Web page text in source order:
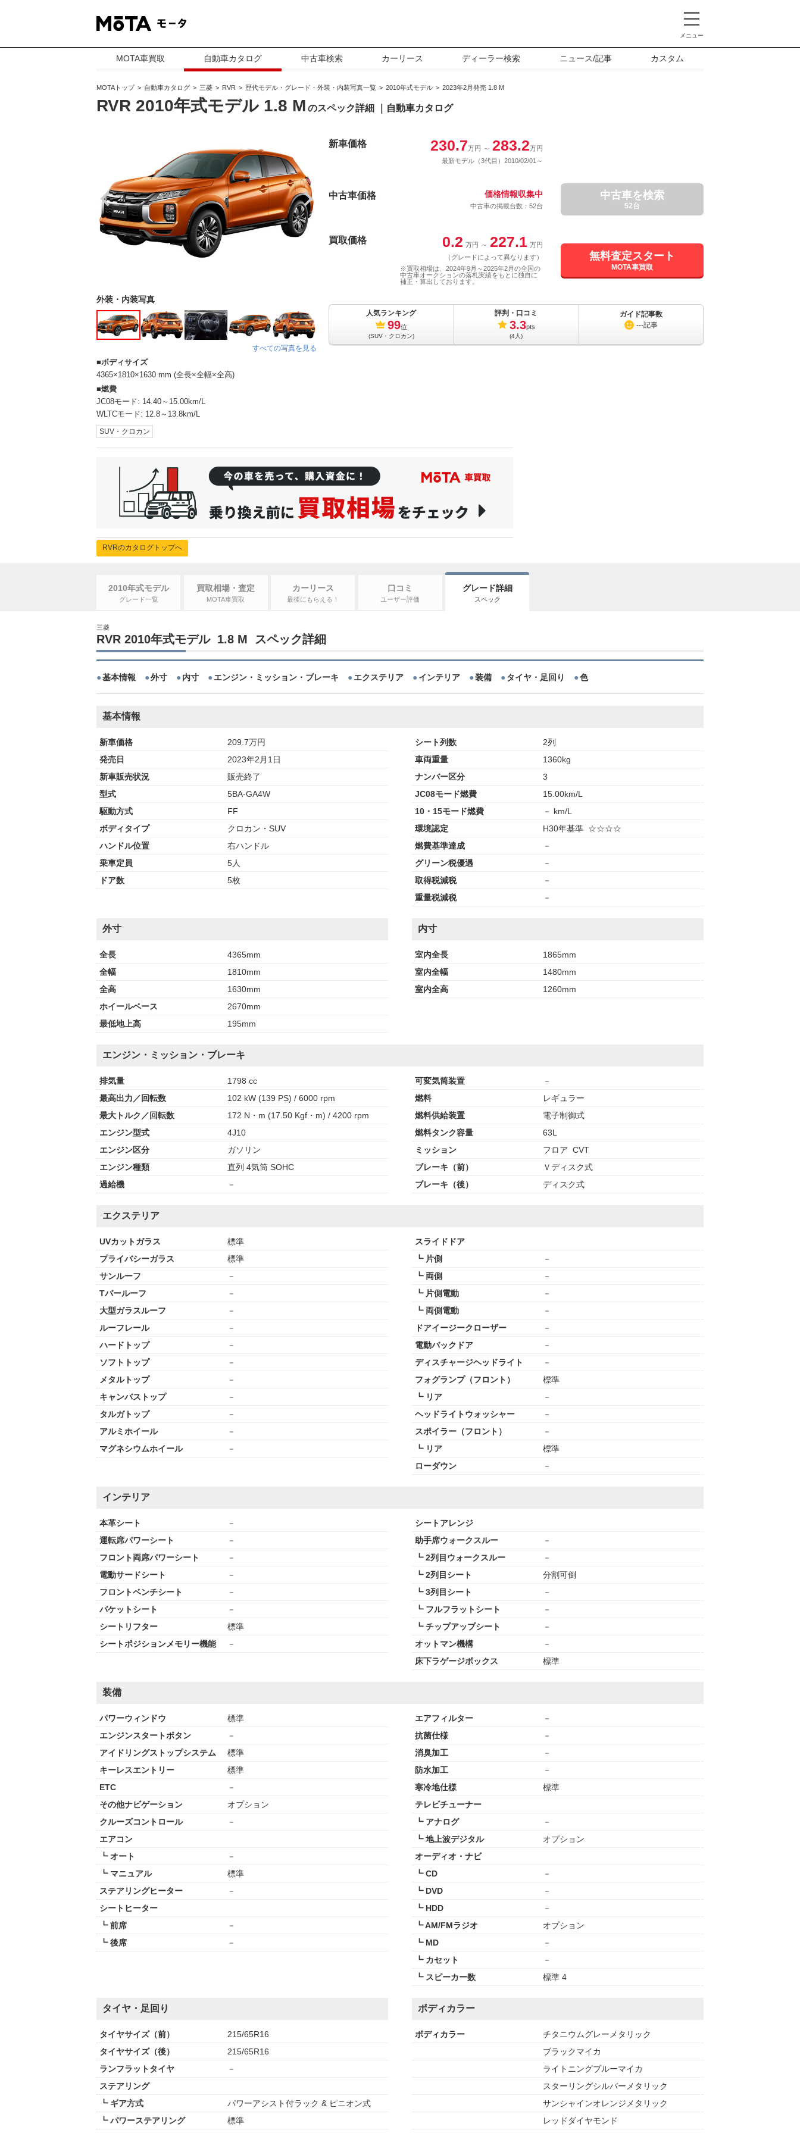
メニュー
MOTA車買取 自動車カタログ 中古車検索 カーリース ディーラー検索 ニュース/記事 カスタム
MOTAトップ 自動車カタログ 三菱 RVR 歴代モデル・グレード・外装・内装写真一覧 2010年式モデル 2023年2月発売 1.8 M
RVR 2010年式モデル 1.8 M のスペック詳細 ｜自動車カタログ
外装・内装写真
すべての写真を見る
ボディサイズ
4365×1810×1630 mm (全長×全幅×全高)
燃費
JC08モード: 14.40～15.00km/L
WLTCモード: 12.8～13.8km/L
SUV・クロカン
新車価格 230.7万円 ～ 283.2万円
最新モデル（3代目）2010/02/01～
中古車価格 価格情報収集中
中古車の掲載台数：52台
中古車を検索
52台
買取価格 0.2 万円 ～ 227.1 万円
（グレードによって異なります）
※買取相場は、2024年9月～2025年2月の全国の
中古車オークションの落札実績をもとに独自に
補正・算出しております。
無料査定スタート
MOTA車買取
人気ランキング
99位
(SUV・クロカン)
評判・口コミ
3.3pts
(4人)
ガイド記事数
---記事
RVRのカタログトップへ
2010年式モデル
グレード一覧
買取相場・査定
MOTA車買取
カーリース
最後にもらえる！
口コミ
ユーザー評価
グレード詳細
スペック
三菱
RVR 2010年式モデル 1.8 M スペック詳細
基本情報 外寸 内寸 エンジン・ミッション・ブレーキ エクステリア インテリア 装備 タイヤ・足回り 色
基本情報
新車価格
209.7万円
発売日
2023年2月1日
新車販売状況
販売終了
型式
5BA-GA4W
駆動方式
FF
ボディタイプ
クロカン・SUV
ハンドル位置
右ハンドル
乗車定員
5人
ドア数
5枚
シート列数
2列
車両重量
1360kg
ナンバー区分
3
JC08モード燃費
15.00km/L
10・15モード燃費
－ km/L
環境認定
H30年基準 ☆☆☆☆
燃費基準達成
－
グリーン税優遇
－
取得税減税
－
重量税減税
－
外寸
全長
4365mm
全幅
1810mm
全高
1630mm
ホイールベース
2670mm
最低地上高
195mm
内寸
室内全長
1865mm
室内全幅
1480mm
室内全高
1260mm
エンジン・ミッション・ブレーキ
排気量
1798 cc
最高出力／回転数
102 kW (139 PS) / 6000 rpm
最大トルク／回転数
172 N・m (17.50 Kgf・m) / 4200 rpm
エンジン型式
4J10
エンジン区分
ガソリン
エンジン種類
直列 4気筒 SOHC
過給機
－
可変気筒装置
－
燃料
レギュラー
燃料供給装置
電子制御式
燃料タンク容量
63L
ミッション
フロア CVT
ブレーキ（前）
Ｖディスク式
ブレーキ（後）
ディスク式
エクステリア
UVカットガラス
標準
プライバシーガラス
標準
サンルーフ
－
Tバールーフ
－
大型ガラスルーフ
－
ルーフレール
－
ハードトップ
－
ソフトトップ
－
メタルトップ
－
キャンバストップ
－
タルガトップ
－
アルミホイール
－
マグネシウムホイール
－
スライドドア
┗ 片側
－
┗ 両側
－
┗ 片側電動
－
┗ 両側電動
－
ドアイージークローザー
－
電動バックドア
－
ディスチャージヘッドライト
－
フォグランプ（フロント）
標準
┗ リア
－
ヘッドライトウォッシャー
－
スポイラー（フロント）
－
┗ リア
標準
ローダウン
－
インテリア
本革シート
－
運転席パワーシート
－
フロント両席パワーシート
－
電動サードシート
－
フロントベンチシート
－
バケットシート
－
シートリフター
標準
シートポジションメモリー機能
－
シートアレンジ
助手席ウォークスルー
－
┗ 2列目ウォークスルー
－
┗ 2列目シート
分割可倒
┗ 3列目シート
－
┗ フルフラットシート
－
┗ チップアップシート
－
オットマン機構
－
床下ラゲージボックス
標準
装備
パワーウィンドウ
標準
エンジンスタートボタン
－
アイドリングストップシステム
標準
キーレスエントリー
標準
ETC
－
その他ナビゲーション
オプション
クルーズコントロール
－
エアコン
┗ オート
－
┗ マニュアル
標準
ステアリングヒーター
－
シートヒーター
┗ 前席
－
┗ 後席
－
エアフィルター
－
抗菌仕様
－
消臭加工
－
防水加工
－
寒冷地仕様
標準
テレビチューナー
┗ アナログ
－
┗ 地上波デジタル
オプション
オーディオ・ナビ
┗ CD
－
┗ DVD
－
┗ HDD
－
┗ AM/FMラジオ
オプション
┗ MD
－
┗ カセット
－
┗ スピーカー数
標準 4
タイヤ・足回り
タイヤサイズ（前）
215/65R16
タイヤサイズ（後）
215/65R16
ランフラットタイヤ
－
ステアリング
┗ ギア方式
パワーアシスト付ラック & ピニオン式
┗ パワーステアリング
標準
ボディカラー
ボディカラー
チタニウムグレーメタリック
ブラックマイカ
ライトニングブルーマイカ
スターリングシルバーメタリック
サンシャインオレンジメタリック
レッドダイヤモンド